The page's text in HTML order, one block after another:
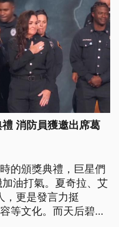
消防員獲邀出席葛
的頒獎典禮，巨星們
油打氣。夏奇拉、艾
，更是發言力挺
等文化。而天后碧昂